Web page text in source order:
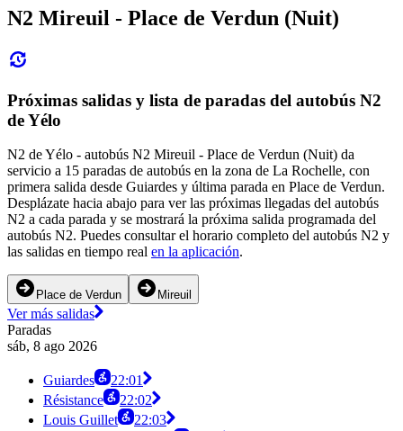
N2 Mireuil - Place de Verdun (Nuit)
Próximas salidas y lista de paradas del autobús N2
de Yélo
N2 de Yélo - autobús N2 Mireuil - Place de Verdun (Nuit) da
servicio a 15 paradas de autobús en la zona de La Rochelle, con
primera salida desde Guiardes y última parada en Place de Verdun.
Desplázate hacia abajo para ver las próximas llegadas del autobús
N2 a cada parada y se mostrará la próxima salida programada del
autobús N2. Puedes consultar el horario completo del autobús N2 y
las salidas en tiempo real en la aplicación.
Place de Verdun Mireuil
Ver más salidas
Paradas
sáb, 8 ago 2026
Guiardes
22:01
Résistance
22:02
Louis Guillet
22:03